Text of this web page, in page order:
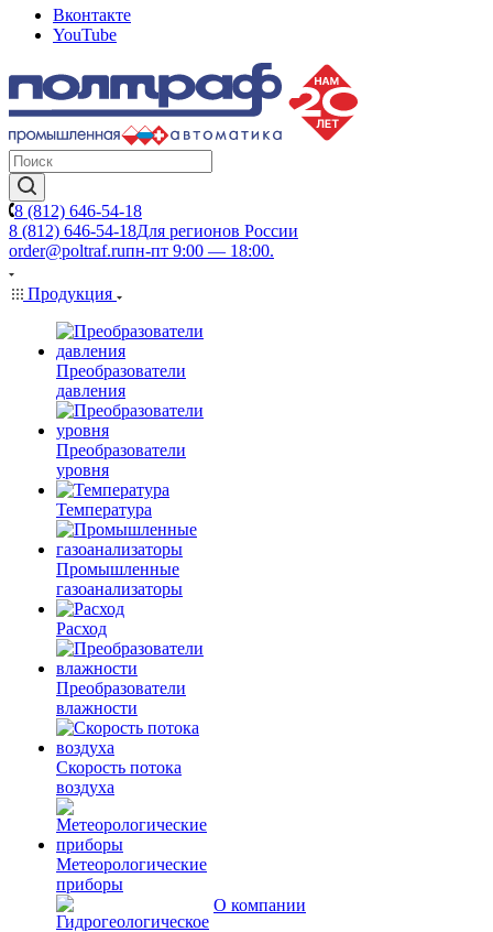
Вконтакте
YouTube
8 (812) 646-54-18
8 (812) 646-54-18Для регионов России
order@poltraf.ruпн-пт 9:00 — 18:00.
Продукция
Преобразователи
давления
Преобразователи
уровня
Температура
Промышленные
газоанализаторы
Расход
Преобразователи
влажности
Скорость потока
воздуха
Метеорологические
приборы
О компании